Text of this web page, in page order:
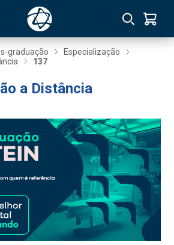
graduação
Especialização
137
a Distância